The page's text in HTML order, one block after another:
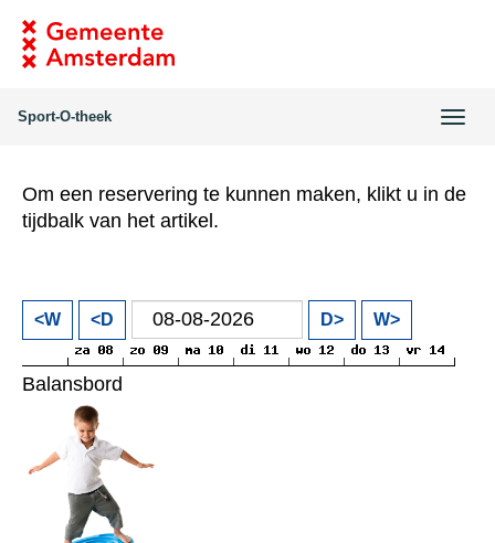
Sport-O-theek
Om een reservering te kunnen maken, klikt u in de
tijdbalk van het artikel.
<W <D D> W>
Balansbord